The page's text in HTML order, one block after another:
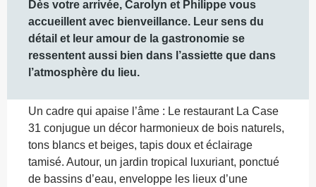
Dès votre arrivée, Carolyn et Philippe vous
accueillent avec bienveillance. Leur sens du
détail et leur amour de la gastronomie se
ressentent aussi bien dans l’assiette que dans
l’atmosphère du lieu.
Un cadre qui apaise l’âme : Le restaurant La Case
31 conjugue un décor harmonieux de bois naturels,
tons blancs et beiges, tapis doux et éclairage
tamisé. Autour, un jardin tropical luxuriant, ponctué
de bassins d’eau, enveloppe les lieux d’une